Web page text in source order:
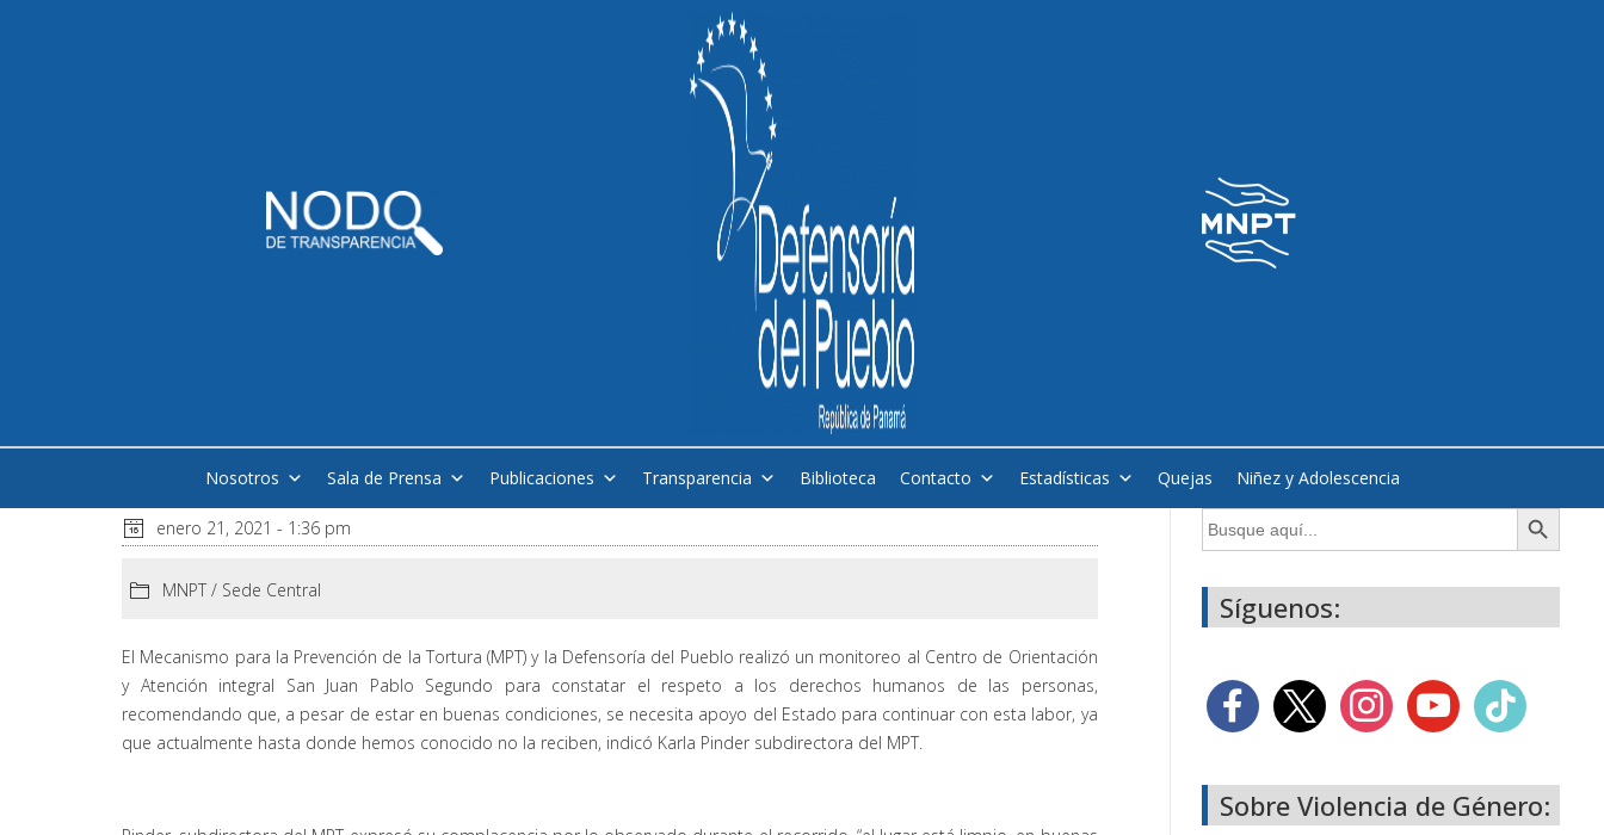
Nosotros Sala de Prensa Publicaciones Transparencia Biblioteca Contacto Estadísticas Quejas Niñez y Adolescencia
enero 21, 2021 - 1:36 pm
MNPT / Sede Central
El Mecanismo para la Prevención de la Tortura (MPT) y la Defensoría del Pueblo realizó un monitoreo al Centro de Orientación
y Atención integral San Juan Pablo Segundo para constatar el respeto a los derechos humanos de las personas,
recomendando que, a pesar de estar en buenas condiciones, se necesita apoyo del Estado para continuar con esta labor, ya
que actualmente hasta donde hemos conocido no la reciben, indicó Karla Pinder subdirectora del MPT.
Buscar: Botón de búsqueda
Síguenos:
Sobre Violencia de Género: